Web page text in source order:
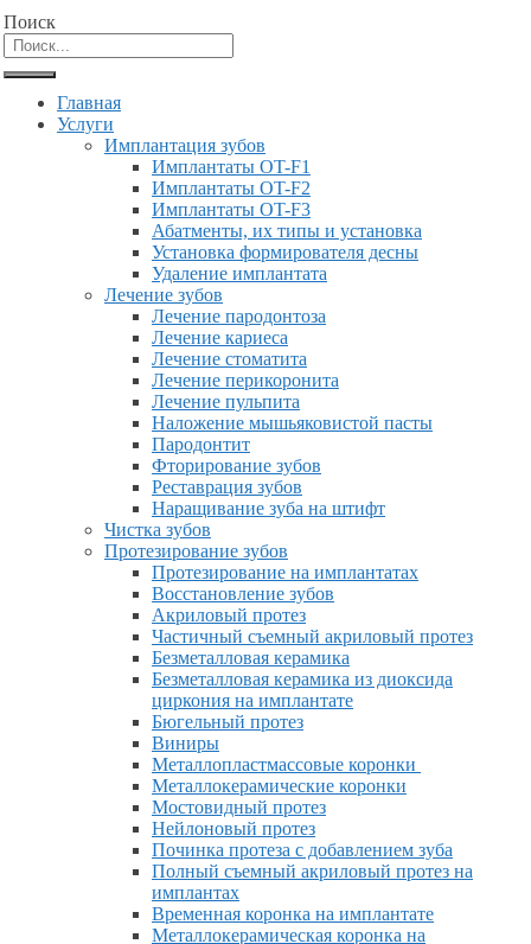
Поиск
Главная
Услуги
Имплантация зубов
Имплантаты OT-F1
Имплантаты OT-F2
Имплантаты OT-F3
Абатменты, их типы и установка
Установка формирователя десны
Удаление имплантата
Лечение зубов
Лечение пародонтоза
Лечение кариеса
Лечение стоматита
Лечение перикоронита
Лечение пульпита
Наложение мышьяковистой пасты
Пародонтит
Фторирование зубов
Реставрация зубов
Наращивание зуба на штифт
Чистка зубов
Протезирование зубов
Протезирование на имплантатах
Восстановление зубов
Акриловый протез
Частичный съемный акриловый протез
Безметалловая керамика
Безметалловая керамика из диоксида
циркония на имплантате
Бюгельный протез
Виниры
Металлопластмассовые коронки
Металлокерамические коронки
Мостовидный протез
Нейлоновый протез
Починка протеза с добавлением зуба
Полный съемный акриловый протез на
имплантах
Временная коронка на имплантате
Металлокерамическая коронка на